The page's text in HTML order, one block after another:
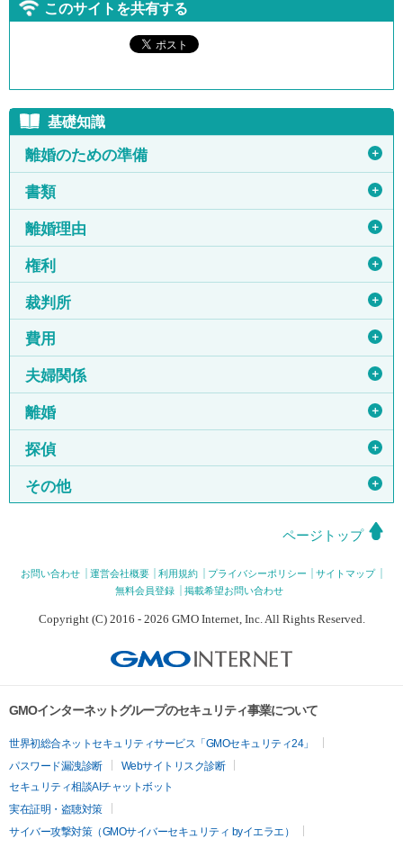
このサイトを共有する
基礎知識
離婚のための準備 ＋
書類 ＋
離婚理由 ＋
権利 ＋
裁判所 ＋
費用 ＋
夫婦関係 ＋
離婚 ＋
探偵 ＋
その他 ＋
ページトップ
お問い合わせ 運営会社概要 利用規約 プライバシーポリシー
サイトマップ
無料会員登録
掲載希望お問い合わせ
Copyright (C) 2016 - 2026 GMO Internet, Inc. All Rights Reserved.
GMOインターネットグループのセキュリティ事業について
世界初総合ネットセキュリティサービス「GMOセキュリティ24」
パスワード漏洩診断
Webサイトリスク診断
セキュリティ相談AIチャットボット
実在証明・盗聴対策
サイバー攻撃対策（GMOサイバーセキュリティ byイエラエ）